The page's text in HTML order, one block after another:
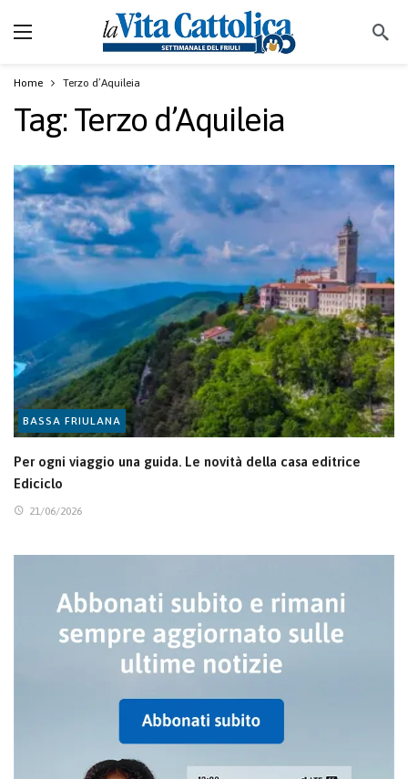
Home Terzo d’Aquileia
Tag:Terzo d’Aquileia
BASSA FRIULANA
Per ogni viaggio una guida. Le novità della casa editrice
Ediciclo
21/06/2026